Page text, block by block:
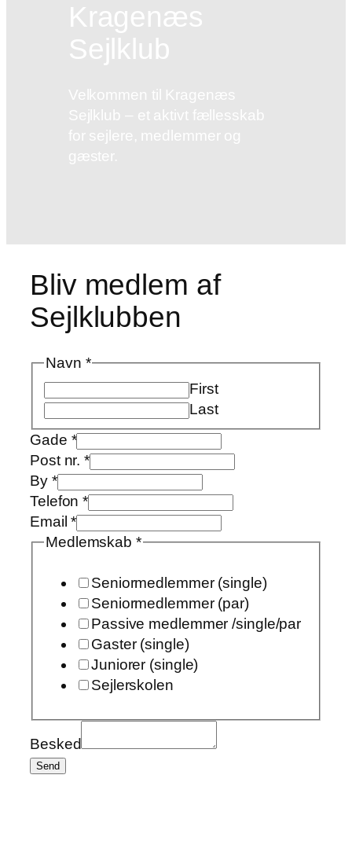
Kragenæs
Sejlklub
Velkommen til Kragenæs
Sejlklub – et aktivt fællesskab
for sejlere, medlemmer og
gæster.
Bliv medlem af
Sejlklubben
Navn *
First
Last
Gade *
Post nr.*
Navn
Post
Besked
By *
Telefon*
Email*
Medlemskab *
Seniormedlemmer (single)
Seniormedlemmer (par)
Passive medlemmer /single/par
Gaster (single)
Juniorer (single)
Sejlerskolen
Besked
Send